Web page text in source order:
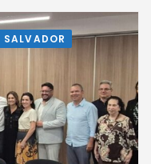
SALVADOR